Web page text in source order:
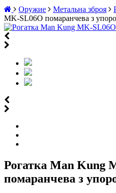
Оружие
Метальна зброя
MK-SL06O помаранчева з
Рогатка Man Kung
помаранчева з